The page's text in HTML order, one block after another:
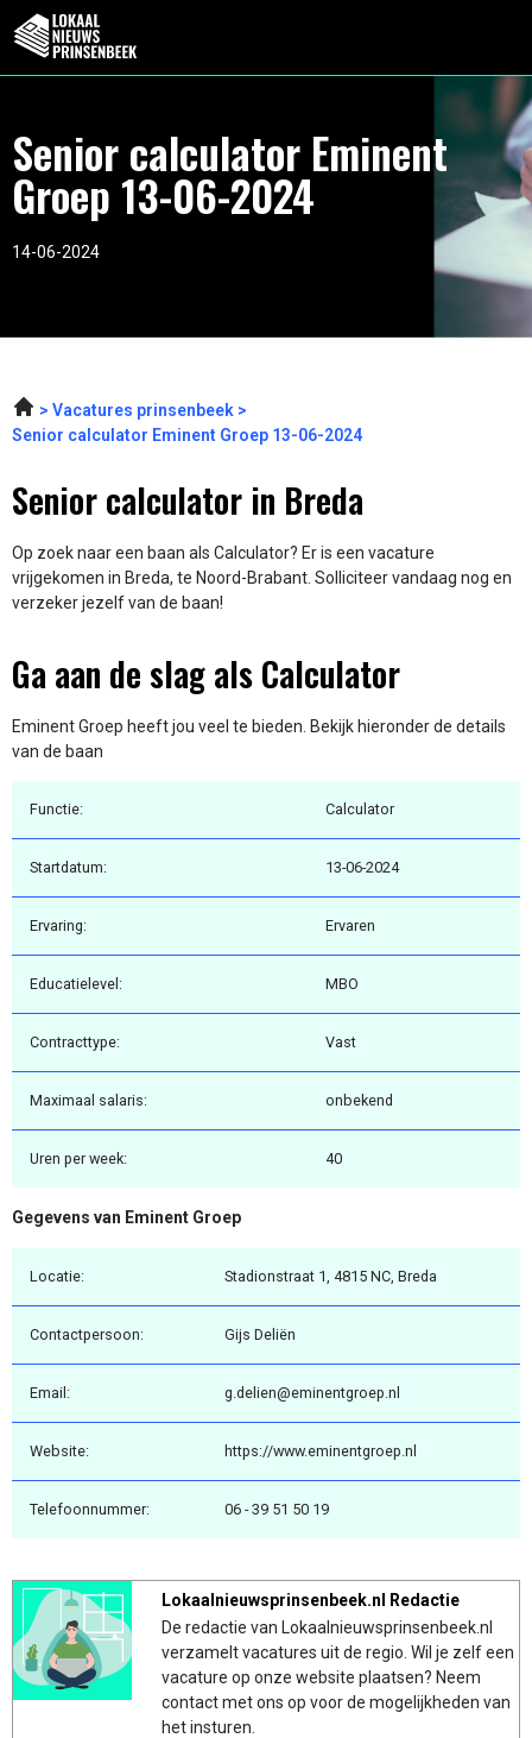
Senior calculator Eminent
Groep 13-06-2024
14-06-2024
Vacatures prinsenbeek
Senior calculator Eminent Groep 13-06-2024
Senior calculator in Breda
Op zoek naar een baan als Calculator? Er is een vacature
vrijgekomen in Breda, te Noord-Brabant. Solliciteer vandaag nog en
verzeker jezelf van de baan!
Ga aan de slag als Calculator
Eminent Groep heeft jou veel te bieden. Bekijk hieronder de details
van de baan
Functie: Calculator
Startdatum: 13-06-2024
Ervaring: Ervaren
Educatielevel: MBO
Contracttype: Vast
Maximaal salaris: onbekend
Uren per week: 40
Gegevens van Eminent Groep
Locatie: Stadionstraat 1, 4815 NC, Breda
Contactpersoon: Gijs Deliën
Email: g.delien@eminentgroep.nl
Website: https://www.eminentgroep.nl
Telefoonnummer: 06 - 39 51 50 19
Lokaalnieuwsprinsenbeek.nl Redactie
De redactie van Lokaalnieuwsprinsenbeek.nl
verzamelt vacatures uit de regio. Wil je zelf een
vacature op onze website plaatsen? Neem
contact met ons op voor de mogelijkheden van
het insturen.